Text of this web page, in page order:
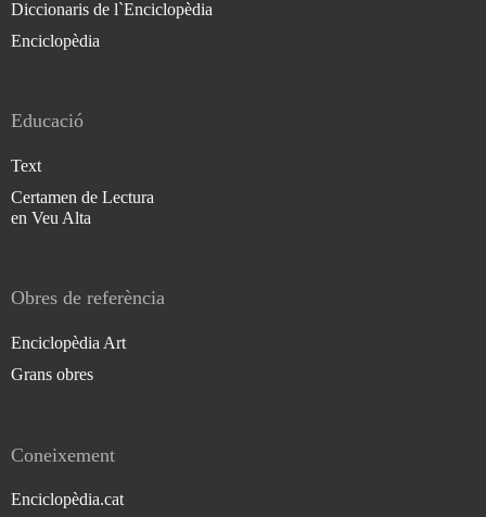
Diccionaris de l`Enciclopèdia
Enciclopèdia
Educació
Text
Certamen de Lectura
en Veu Alta
Obres de referència
Enciclopèdia Art
Grans obres
Coneixement
Enciclopèdia.cat